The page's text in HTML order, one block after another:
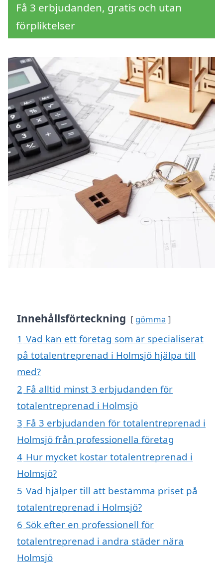
Få 3 erbjudanden, gratis och utan
förpliktelser
Innehållsförteckning gömma
1 Vad kan ett företag som är specialiserat
på totalentreprenad i Holmsjö hjälpa till
med?
2 Få alltid minst 3 erbjudanden för
totalentreprenad i Holmsjö
3 Få 3 erbjudanden för totalentreprenad i
Holmsjö från professionella företag
4 Hur mycket kostar totalentreprenad i
Holmsjö?
5 Vad hjälper till att bestämma priset på
totalentreprenad i Holmsjö?
6 Sök efter en professionell för
totalentreprenad i andra städer nära
Holmsjö